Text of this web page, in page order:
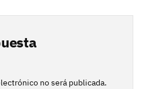
no será publicada.